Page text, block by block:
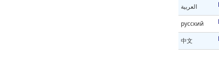
العربية
русский
中文